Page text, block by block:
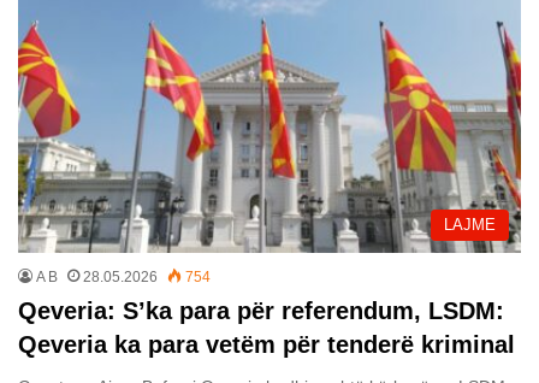
LAJME
A B 28.05.2026 754
Qeveria: S’ka para për referendum, LSDM:
Qeveria ka para vetëm për tenderë kriminal